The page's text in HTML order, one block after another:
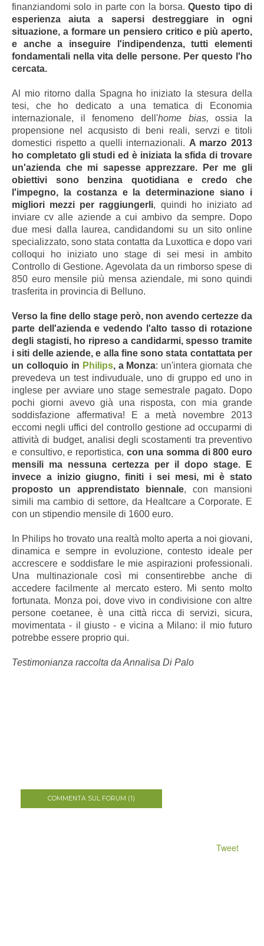
finanziandomi solo in parte con la borsa.Questo tipo di
esperienza aiuta a sapersi destreggiare in ogni
situazione, a formare un pensiero critico e più aperto,
e anche a inseguire l'indipendenza, tutti elementi
fondamentali nella vita delle persone. Per questo l'ho
cercata.
Al mio ritorno dalla Spagna ho iniziato la stesura della
tesi, che ho dedicato a una tematica di Economia
internazionale, il fenomeno dell'home bias, ossia la
propensione nel acqusisto di beni reali, servzi e titoli
domestici rispetto a quelli internazionali. A marzo 2013
ho completato gli studi ed è iniziata la sfida di trovare
un'azienda che mi sapesse apprezzare. Per me gli
obiettivi sono benzina quotidiana e credo che
l'impegno, la costanza e la determinazione siano i
migliori mezzi per raggiungerli, quindi ho iniziato ad
inviare cv alle aziende a cui ambivo da sempre. Dopo
due mesi dalla laurea, candidandomi su un sito online
specializzato, sono stata contatta da Luxottica e dopo vari
colloqui ho iniziato uno stage di sei mesi in ambito
Controllo di Gestione. Agevolata da un rimborso spese di
850 euro mensile più mensa aziendale, mi sono quindi
trasferita in provincia di Belluno.
Verso la fine dello stage però, non avendo certezze da
parte dell'azienda e vedendo l'alto tasso di rotazione
degli stagisti, ho ripreso a candidarmi, spesso tramite
i siti delle aziende, e alla fine sono stata contattata per
un colloquio in Philips, a Monza: un'intera giornata che
prevedeva un test indivuduale, uno di gruppo ed uno in
inglese per avviare uno stage semestrale pagato. Dopo
pochi giorni avevo già una risposta, con mia grande
soddisfazione affermativa! E a metà novembre 2013
eccomi negli uffici del controllo gestione ad occuparmi di
attività di budget, analisi degli scostamenti tra preventivo
e consultivo, e reportistica, con una somma di 800 euro
mensili ma nessuna certezza per il dopo stage. E
invece a inizio giugno, finiti i sei mesi, mi è stato
proposto un apprendistato biennale, con mansioni
simili ma cambio di settore, da Healtcare a Corporate. E
con un stipendio mensile di 1600 euro.
In Philips ho trovato una realtà molto aperta a noi giovani,
dinamica e sempre in evoluzione, contesto ideale per
accrescere e soddisfare le mie aspirazioni professionali.
Una multinazionale così mi consentirebbe anche di
accedere facilmente al mercato estero. Mi sento molto
fortunata. Monza poi, dove vivo in condivisione con altre
persone coetanee, è una città ricca di servizi, sicura,
movimentata - il giusto - e vicina a Milano: il mio futuro
potrebbe essere proprio qui.
Testimonianza raccolta da Annalisa Di Palo
COMMENTA SUL FORUM (1)
Tweet